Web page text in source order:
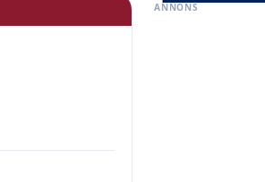
ANNONS